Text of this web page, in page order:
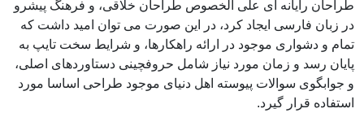
طراحان رایانه ای علی الخصوص طراحان خلاقی، و فرهنگ پیشرو
در زبان فارسی ایجاد کرد، در این صورت می توان امید داشت که
تمام و دشواری موجود در ارائه راهکارها، و شرایط سخت تایپ به
پایان رسد و زمان مورد نیاز شامل حروفچینی دستاوردهای اصلی،
و جوابگوی سوالات پیوسته اهل دنیای موجود طراحی اساسا مورد
استفاده قرار گیرد.